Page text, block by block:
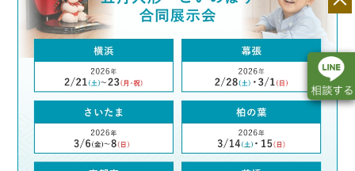
店舗一覧 カタログ請求